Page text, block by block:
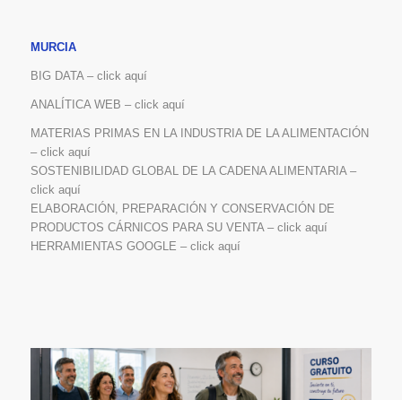
MURCIA
BIG DATA – click aquí
ANALÍTICA WEB – click aquí
MATERIAS PRIMAS EN LA INDUSTRIA DE LA ALIMENTACIÓN
– click aquí
SOSTENIBILIDAD GLOBAL DE LA CADENA ALIMENTARIA –
click aquí
ELABORACIÓN, PREPARACIÓN Y CONSERVACIÓN DE
PRODUCTOS CÁRNICOS PARA SU VENTA – click aquí
HERRAMIENTAS GOOGLE – click aquí